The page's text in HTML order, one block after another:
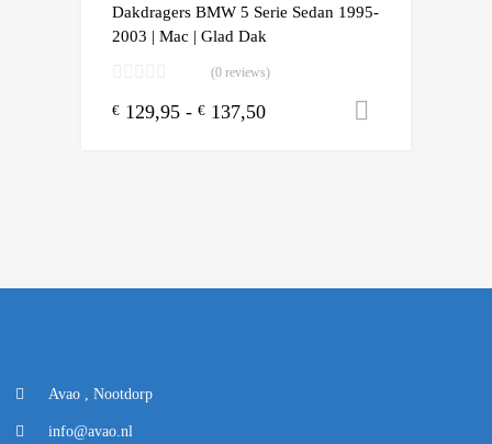
Dakdragers BMW 5 Serie Sedan 1995-
2003 | Mac | Glad Dak
(0 reviews)
€ 129,95 - € 137,50
Avao , Nootdorp
info@avao.nl